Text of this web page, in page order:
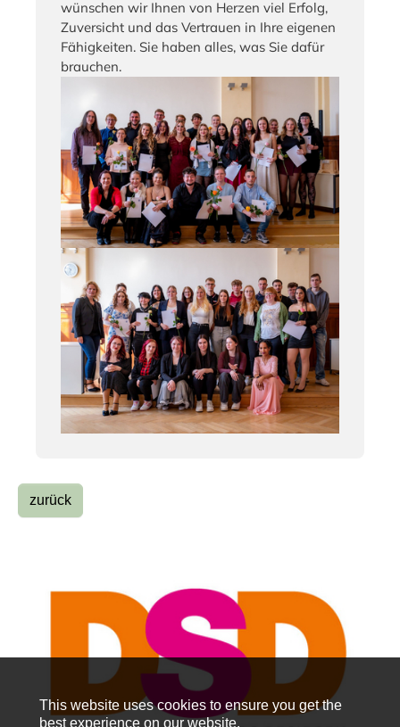
This website uses cookies to ensure you get the
best experience on our website.
wünschen wir Ihnen von Herzen viel Erfolg,
Zuversicht und das Vertrauen in Ihre eigenen
Fähigkeiten. Sie haben alles, was Sie dafür
brauchen.
zurück